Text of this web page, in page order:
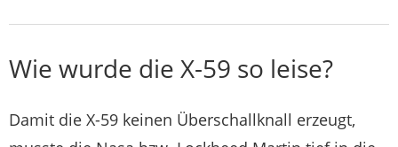
Wie wurde die X-59 so leise?
Damit die X-59 keinen Überschallknall erzeugt,